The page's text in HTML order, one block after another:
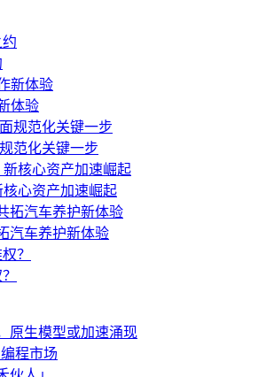
体验
范化关键一步
心资产加速崛起
汽车养护新体验
原生模型或加速涌现
程市场